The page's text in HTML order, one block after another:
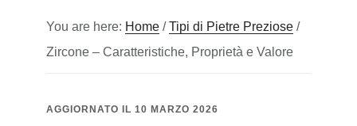
You are here: Home / Tipi di Pietre Preziose /
Zircone – Caratteristiche, Proprietà e Valore
AGGIORNATO IL10 MARZO 2026